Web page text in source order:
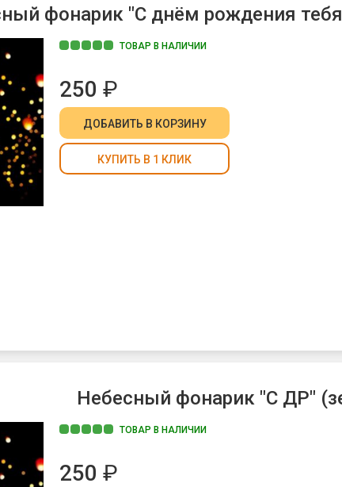
фонарик "С днём рождения
ТОВАР В НАЛИЧИИ
250 ₽
ДОБАВИТЬ В КОРЗИНУ
КУПИТЬ В 1 КЛИК
Небесный фонарик "С ДР"
ТОВАР В НАЛИЧИИ
250 ₽